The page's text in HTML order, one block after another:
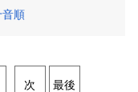
順
次 最後